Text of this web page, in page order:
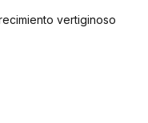
vertiginoso